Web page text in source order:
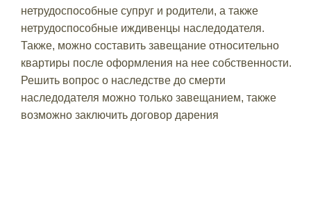
нетрудоспособные супруг и родители, а также
нетрудоспособные иждивенцы наследодателя.
Также, можно составить завещание относительно
квартиры после оформления на нее собственности.
Решить вопрос о наследстве до смерти
наследодателя можно только завещанием, также
возможно заключить договор дарения